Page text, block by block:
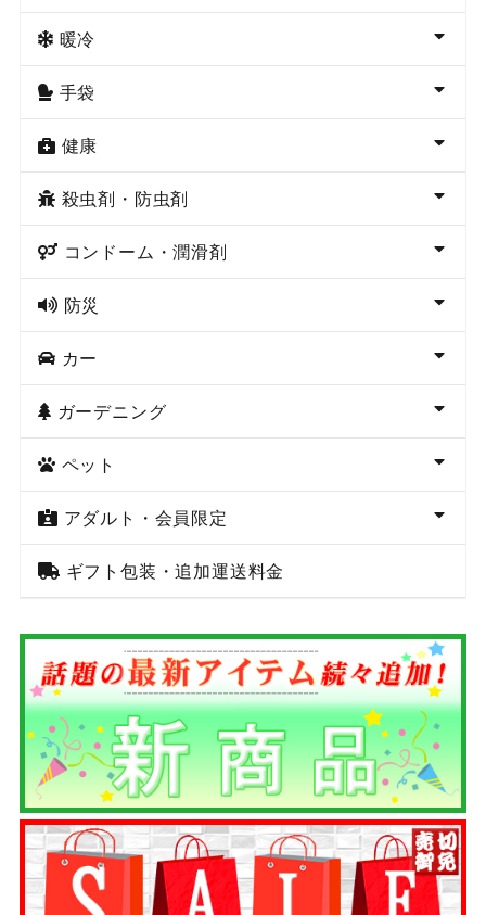
暖冷
手袋
健康
殺虫剤・防虫剤
コンドーム・潤滑剤
防災
カー
ガーデニング
ペット
アダルト・会員限定
ギフト包装・追加運送料金